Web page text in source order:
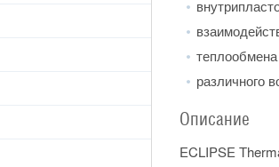
различного
Описание
ECLIPSE